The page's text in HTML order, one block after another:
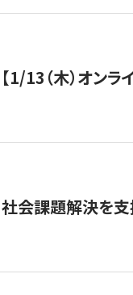
【1/13（木）オン
社会課題解決を支